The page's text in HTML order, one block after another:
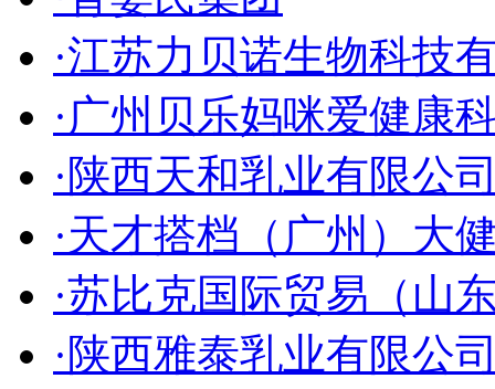
·江苏力贝诺生物科技
·广州贝乐妈咪爱健康
·陕西天和乳业有限公
·天才搭档（广州）大
·苏比克国际贸易（山
·陕西雅泰乳业有限公